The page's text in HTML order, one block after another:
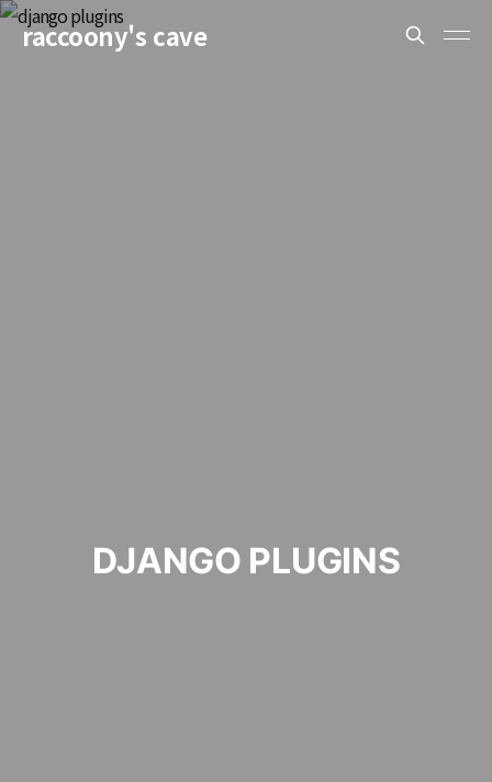
raccoony's cave
DJANGO PLUGINS